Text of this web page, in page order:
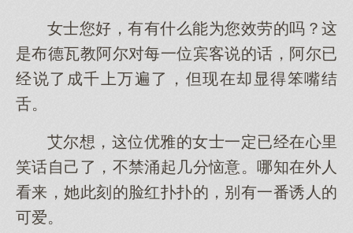
女士您好，有有什么能为您效劳的吗？这
是布德瓦教阿尔对每一位宾客说的话，阿尔已
经说了成千上万遍了，但现在却显得笨嘴结
舌。
艾尔想，这位优雅的女士一定已经在心里
笑话自己了，不禁涌起几分恼意。哪知在外人
看来，她此刻的脸红扑扑的，别有一番诱人的
可爱。